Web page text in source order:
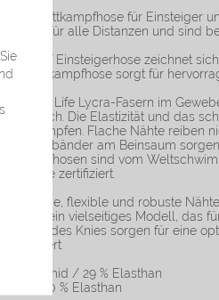
Wettkampfhose für Einsteiger
sich für alle Distanzen und sind
Einsteigerhose zeichnet
Wettkampfhose sorgt für
Xtra Life Lycra-Fasern im
deutlich. Die Elastizität und das
Wettkämpfen. Flache Nähte reiben
Silikonbänder am Beinsaum
sind vom
zertifiziert.
bequeme, flexible und robuste
– ein vielseitiges Modell, das
des Knies sorgen für eine
zertifiziert
% Polyamid / 29 % Elasthan
/ 10 % Elasthan